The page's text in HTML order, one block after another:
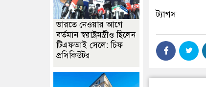
ট্যাগস
ভারতে নেওয়ার আগে
বর্তমান স্বরাষ্ট্রমন্ত্রীও ছিলেন
টিএফআই সেলে: চিফ
প্রসিকিউটর